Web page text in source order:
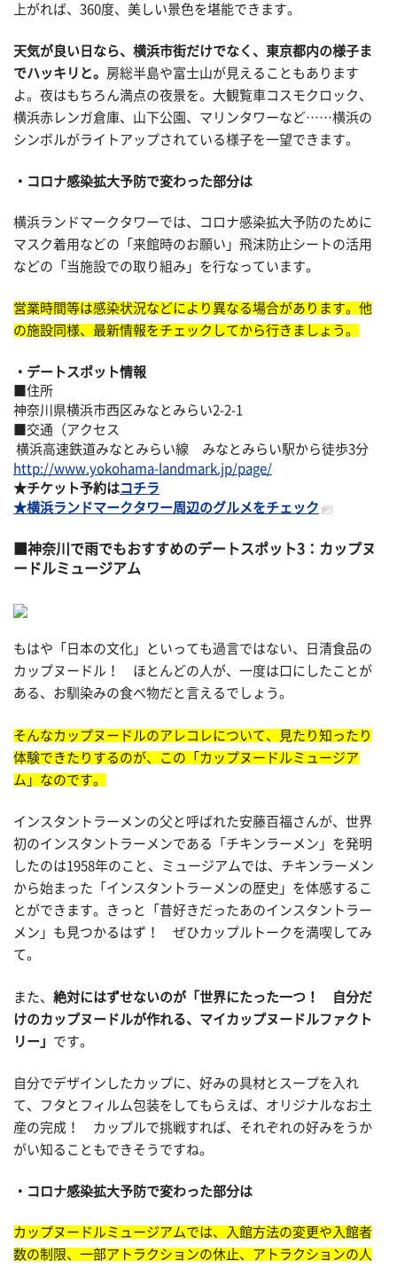
上がれば、360度、美しい景色を堪能できます。
天気が良い日なら、横浜市街だけでなく、東京都内の様子ま
でハッキリと。 房総半島や富士山が見えることもあります
よ。夜はもちろん満点の夜景を。大観覧車コスモクロック、
横浜赤レンガ倉庫、山下公園、マリンタワーなど……横浜の
シンボルがライトアップされている様子を一望できます。
コロナ感染拡大予防で変わった部分は
横浜ランドマークタワーでは、コロナ感染拡大予防のために
マスク着用などの「来館時のお願い」飛沫防止シートの活用
などの「当施設での取り組み」を行なっています。
営業時間等は感染状況などにより異なる場合があります。他
の施設同様、最新情報をチェックしてから行きましょう。
デートスポット情報
■住所
神奈川県横浜市西区みなとみらい2-2-1
■交通（アクセス
横浜高速鉄道みなとみらい線 みなとみらい駅から徒歩3分
http://www.yokohama-landmark.jp/page/
★チケット予約はコチラ
★横浜ランドマークタワー周辺のグルメをチェック
神奈川で雨でもおすすめのデートスポット3：カップヌ
ードルミュージアム
もはや「日本の文化」といっても過言ではない、日清食品の
カップヌードル！ ほとんどの人が、一度は口にしたことが
ある、お馴染みの食べ物だと言えるでしょう。
そんなカップヌードルのアレコレについて、見たり知ったり
体験できたりするのが、この「カップヌードルミュージア
ム」なのです。
インスタントラーメンの父と呼ばれた安藤百福さんが、世界
初のインスタントラーメンである「チキンラーメン」を発明
したのは1958年のこと、ミュージアムでは、チキンラーメン
から始まった「インスタントラーメンの歴史」を体感するこ
とができます。きっと「昔好きだったあのインスタントラー
メン」も見つかるはず！ ぜひカップルトークを満喫してみ
て。
また、 絶対にはずせないのが「世界にたった一つ！ 自分だ
けのカップヌードルが作れる、マイカップヌードルファクト
リー」 です。
自分でデザインしたカップに、好みの具材とスープを入れ
て、フタとフィルム包装をしてもらえば、オリジナルなお土
産の完成！ カップルで挑戦すれば、それぞれの好みをうか
がい知ることもできそうですね。
コロナ感染拡大予防で変わった部分は
カップヌードルミュージアムでは、入館方法の変更や入館者
数の制限、一部アトラクションの休止、アトラクションの人